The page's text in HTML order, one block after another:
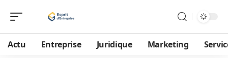
Actu Entreprise Juridique Marketing